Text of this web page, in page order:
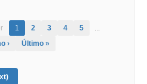
1 2 3 4 5
...
›
Último »